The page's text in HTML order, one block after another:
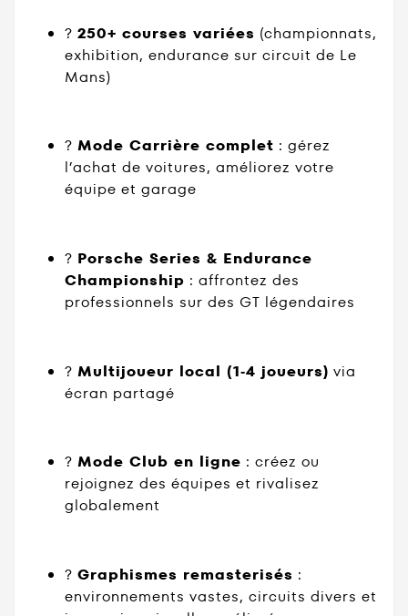
? 250+ courses variées (championnats,
exhibition, endurance sur circuit de Le
Mans)
?️ Mode Carrière complet : gérez
l’achat de voitures, améliorez votre
équipe et garage
? Porsche Series & Endurance
Championship : affrontez des
professionnels sur des GT légendaires
? Multijoueur local (1‑4 joueurs) via
écran partagé
? Mode Club en ligne : créez ou
rejoignez des équipes et rivalisez
globalement
?️ Graphismes remasterisés :
environnements vastes, circuits divers et